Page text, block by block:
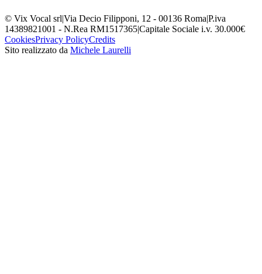
© Vix Vocal srl|Via Decio Filipponi, 12 - 00136 Roma|P.iva
14389821001 - N.Rea RM1517365|Capitale Sociale i.v. 30.000€
CookiesPrivacy PolicyCredits
Sito realizzato da Michele Laurelli